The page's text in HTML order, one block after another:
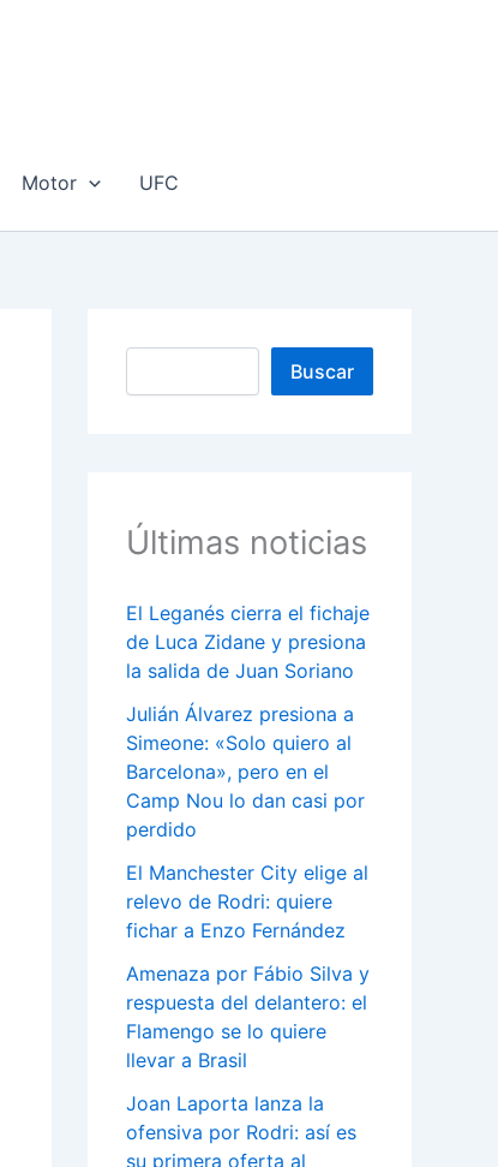
Motor UFC
Buscar
Buscar
Últimas noticias
El Leganés cierra el fichaje
de Luca Zidane y presiona
la salida de Juan Soriano
Julián Álvarez presiona a
Simeone: «Solo quiero al
Barcelona», pero en el
Camp Nou lo dan casi por
perdido
El Manchester City elige al
relevo de Rodri: quiere
fichar a Enzo Fernández
Amenaza por Fábio Silva y
respuesta del delantero: el
Flamengo se lo quiere
llevar a Brasil
Joan Laporta lanza la
ofensiva por Rodri: así es
su primera oferta al